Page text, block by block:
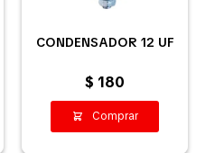
CONDENSADOR 12 UF
$ 180